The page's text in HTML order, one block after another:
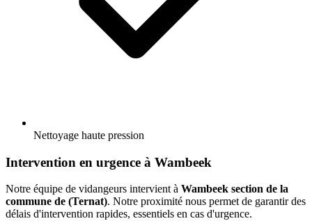
Nettoyage haute pression
Intervention en urgence à Wambeek
Notre équipe de vidangeurs intervient à Wambeek section de la
commune de (Ternat). Notre proximité nous permet de garantir des
délais d'intervention rapides, essentiels en cas d'urgence.